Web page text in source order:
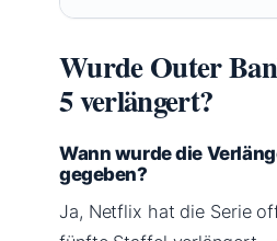
Wurde Outer
5 verlängert?
Wann wurde die
gegeben?
Ja, Netflix hat die Serie